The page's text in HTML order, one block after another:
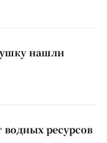
нашли
ресурсов